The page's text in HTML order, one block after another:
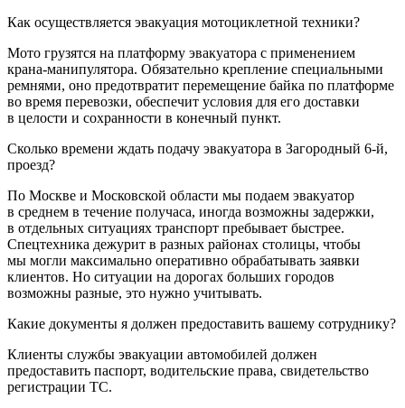
Как осуществляется эвакуация мотоциклетной техники?
Мото грузятся на платформу эвакуатора с применением
крана-манипулятора. Обязательно крепление специальными
ремнями, оно предотвратит перемещение байка по платформе
во время перевозки, обеспечит условия для его доставки
в целости и сохранности в конечный пункт.
Сколько времени ждать подачу эвакуатора в Загородный 6-й,
проезд?
По Москве и Московской области мы подаем эвакуатор
в среднем в течение получаса, иногда возможны задержки,
в отдельных ситуациях транспорт пребывает быстрее.
Спецтехника дежурит в разных районах столицы, чтобы
мы могли максимально оперативно обрабатывать заявки
клиентов. Но ситуации на дорогах больших городов
возможны разные, это нужно учитывать.
Какие документы я должен предоставить вашему сотруднику?
Клиенты службы эвакуации автомобилей должен
предоставить паспорт, водительские права, свидетельство
регистрации ТС.